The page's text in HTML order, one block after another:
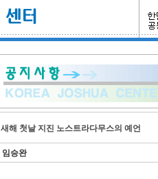
새해 첫날 지진 노스트라다무스의 예언
임승완